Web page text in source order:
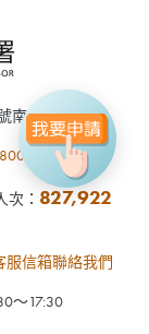
南棟7樓
777888
次： 827,922
服信箱聯絡我們
～17:30